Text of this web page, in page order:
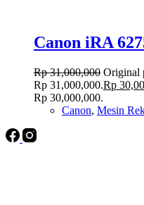
Canon iRA
Rp31,000,000 Original
Rp 31,000,000.Rp
Rp 30,000,000.
Canon, Mesin